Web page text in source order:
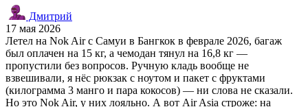
Дмитрий
17 мая 2026
Летел на Nok Air с Самуи в Бангкок в феврале 2026, багаж
был оплачен на 15 кг, а чемодан тянул на 16,8 кг —
пропустили без вопросов. Ручную кладь вообще не
взвешивали, я нёс рюкзак с ноутом и пакет с фруктами
(килограмма 3 манго и пара кокосов) — ни слова не сказали.
Но это Nok Air, у них лояльно. А вот Air Asia строже: на